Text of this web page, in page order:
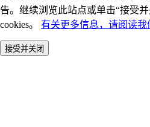
告。继续浏览此站点或单击“接受
cookies。 有关更多信息，请阅读我
接受并关闭